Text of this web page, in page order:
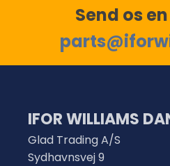
Send os
IFOR WILLIAMS
Glad Trading A/S
Sydhavnsvej 9